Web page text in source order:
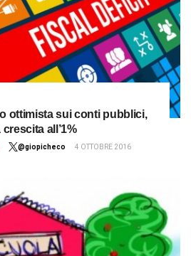
ottimista sui conti pubblici,
all’1%
@giopicheco 4 OTTOBRE 2016